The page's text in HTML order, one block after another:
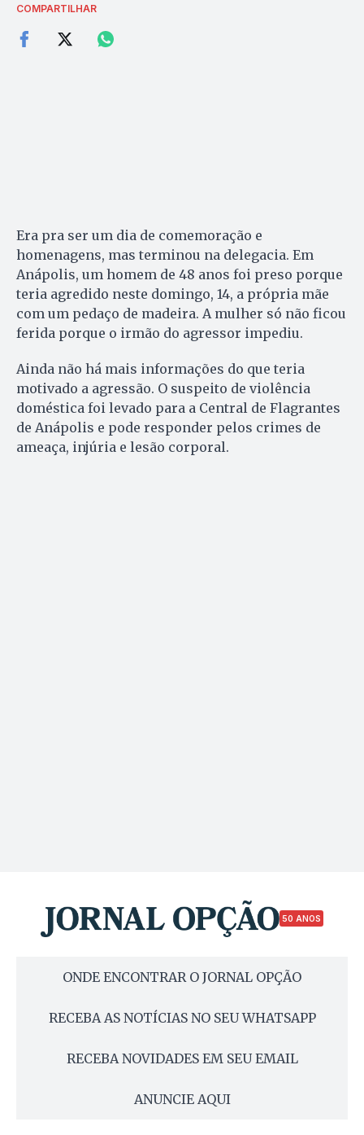
COMPARTILHAR
Era pra ser um dia de comemoração e
homenagens, mas terminou na delegacia. Em
Anápolis, um homem de 48 anos foi preso porque
teria agredido neste domingo, 14, a própria mãe
com um pedaço de madeira. A mulher só não ficou
ferida porque o irmão do agressor impediu.
Ainda não há mais informações do que teria
motivado a agressão. O suspeito de violência
doméstica foi levado para a Central de Flagrantes
de Anápolis e pode responder pelos crimes de
ameaça, injúria e lesão corporal.
50 ANOS
ONDE ENCONTRAR O JORNAL OPÇÃO
RECEBA AS NOTÍCIAS NO SEU WHATSAPP
RECEBA NOVIDADES EM SEU EMAIL
ANUNCIE AQUI